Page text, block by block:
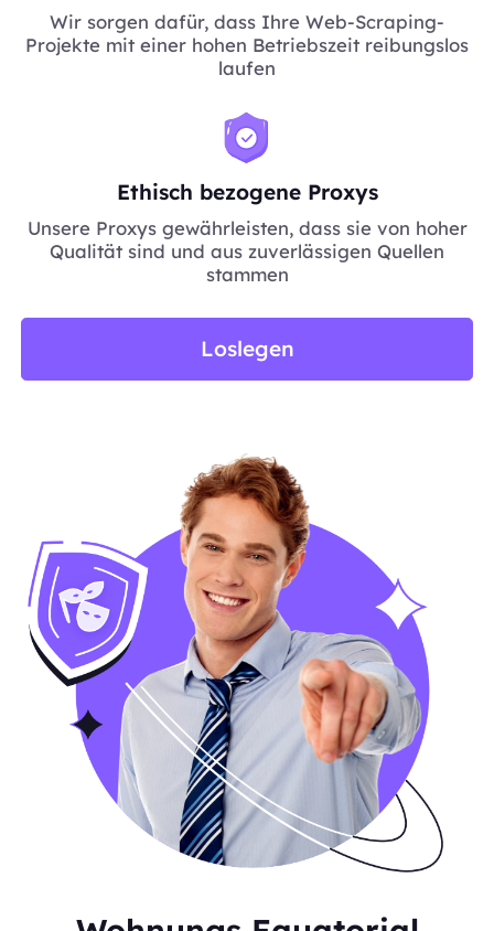
Wir sorgen dafür, dass Ihre Web-Scraping-
Projekte mit einer hohen Betriebszeit reibungslos
laufen
Ethisch bezogene Proxys
Unsere Proxys gewährleisten, dass sie von hoher
Qualität sind und aus zuverlässigen Quellen
stammen
Loslegen